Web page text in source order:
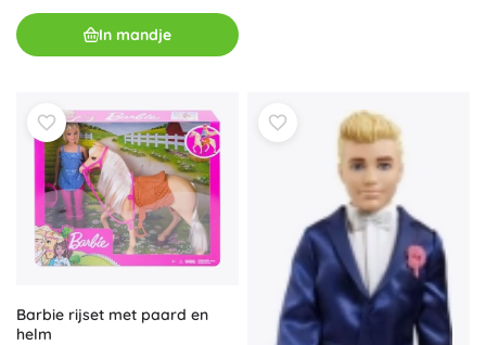
In mandje
Barbie rijset met paard en
helm